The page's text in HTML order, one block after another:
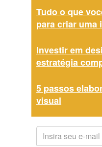
Tudo o que
para criar uma
Investir em
estratégia
5 passos
visual